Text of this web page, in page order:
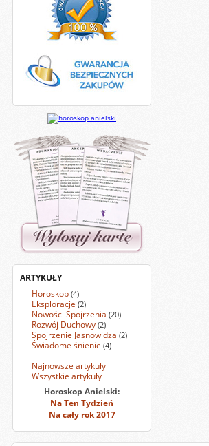
ARTYKUŁY
Horoskop (4)
Eksploracje (2)
Nowości Spojrzenia (20)
Rozwój Duchowy (2)
Spojrzenie Jasnowidza (2)
Świadome śnienie (4)
Najnowsze artykuły
Wszystkie artykuły
Horoskop Anielski:
Na Ten Tydzień
Na cały rok 2017